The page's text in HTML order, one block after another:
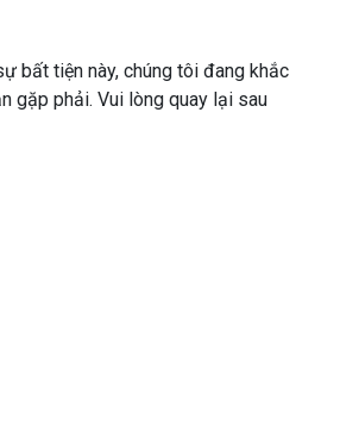
bất tiện này, chúng tôi đang khắc
gặp phải. Vui lòng quay lại sau